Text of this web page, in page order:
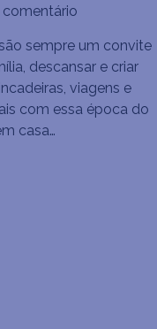
comentárioem
filmes
clássicos
infantis
para
sempre um convite
descansar e criar
viagens e
com essa época do
casa…